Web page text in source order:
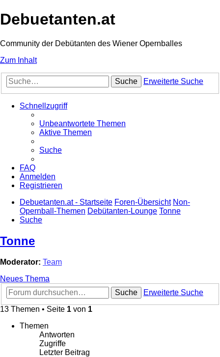
Debuetanten.at
Community der Debütanten des Wiener Opernballes
Zum Inhalt
Suche Erweiterte Suche
Schnellzugriff
Unbeantwortete Themen
Aktive Themen
Suche
FAQ
Anmelden
Registrieren
Debuetanten.at - Startseite Foren-Übersicht Non-
Opernball-Themen Debütanten-Lounge Tonne
Suche
Tonne
Moderator: Team
Neues Thema
Suche
Erweiterte Suche
13 Themen • Seite 1 von 1
Themen
Antworten
Zugriffe
Letzter Beitrag